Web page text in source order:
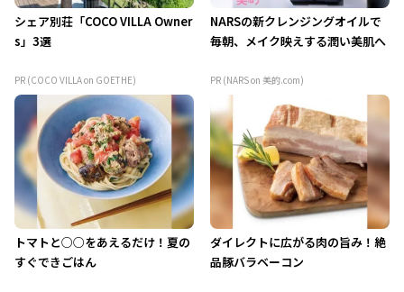
シェア別荘「COCO VILLA Owner
s」3選
PR (COCO VILLA on GOETHE)
NARSの新クレンジングオイルで
毎朝、メイク映えする潤い美肌へ
PR (NARS on 美的.com)
トマトと○○をあえるだけ！夏の
すぐできごはん
ダイレクトに広がる肉の旨み！絶
品豚バラベーコン